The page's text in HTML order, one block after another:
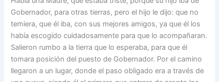
Gobernador, para otras tierras, pero el hijo le dijo: que no
temiera, que él iba, con sus mejores amigos, ya que él los
había escogido cuidadosamente para que lo acompañaran.
Salieron rumbo a la tierra que lo esperaba, para que él
tomara posición del puesto de Gobernador. Por el camino
llegaron a un lugar, donde el paso obligado era a través de